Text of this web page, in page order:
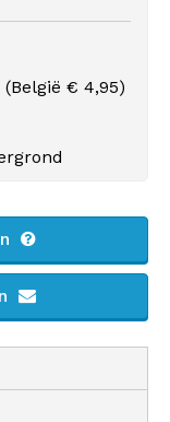
(België € 4,95)